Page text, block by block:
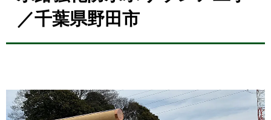
／千葉県野田市